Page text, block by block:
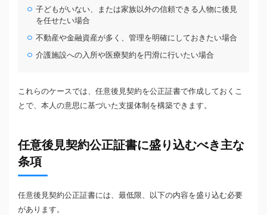
子どもがいない、または家族以外の信頼できる人物に後見
を任せたい場合
不動産や金融資産が多く、管理を明確にしておきたい場合
介護施設への入所や医療契約を円滑に行いたい場合
これらのケースでは、任意後見契約を公正証書で作成しておくこ
とで、本人の意思に基づいた支援体制を構築できます。
任意後見契約公正証書に盛り込むべき主な
条項
任意後見契約公正証書には、最低限、以下の内容を盛り込む必要
があります。